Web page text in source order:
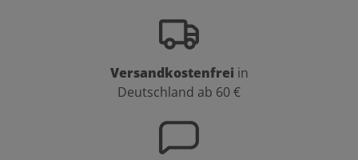
Versandkostenfrei in
Deutschland ab 60 €